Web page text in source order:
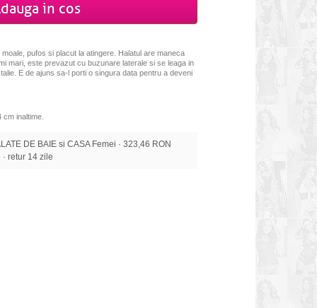
in cos
pufos si placut la atingere. Halatul are maneca
mari, este prevazut cu buzunare laterale si se leaga in
E de ajuns sa-l porti o singura data pentru a deveni
inaltime.
DE BAIE si CASA Femei · 323,46 RON
· retur 14 zile